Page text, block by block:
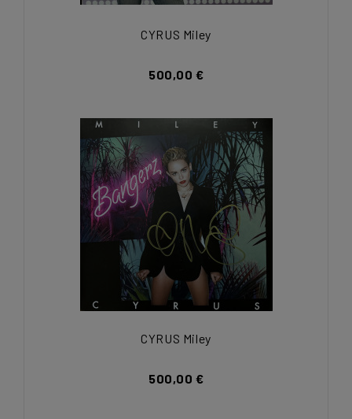
CYRUS Miley
500,00 €
CYRUS Miley
500,00 €